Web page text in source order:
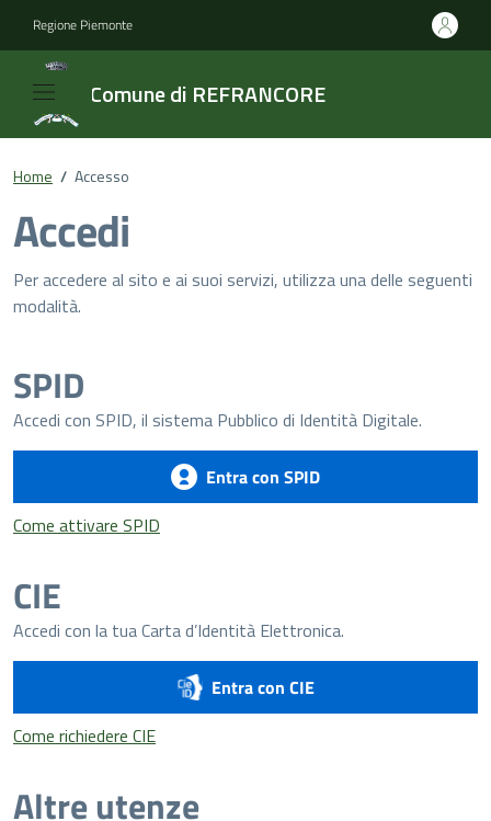
Regione Piemonte
Comune di REFRANCORE
Home / Accesso
Accedi
Per accedere al sito e ai suoi servizi, utilizza una delle seguenti
modalità.
SPID
Accedi con SPID, il sistema Pubblico di Identità Digitale.
Entra con SPID
Come attivare SPID
CIE
Accedi con la tua Carta d’Identità Elettronica.
Entra con CIE
Come richiedere CIECome richiedere CIE
Altre utenze